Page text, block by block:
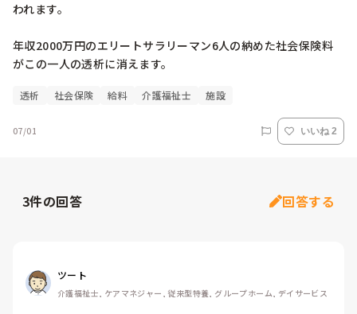
われます。
年収2000万円のエリートサラリーマン6人の納めた社会保険料
がこの一人の透析に消えます。
透析 社会保険 給料 介護福祉士 施設
07/01 いいね 2
3件の回答 回答する
ツート
介護福祉士, ケアマネジャー, 従来型特養, グループホーム, デイサービス